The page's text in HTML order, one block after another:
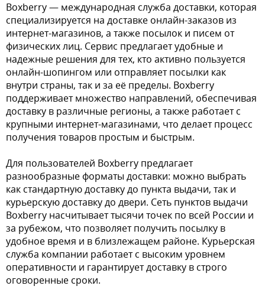
Boxberry — международная служба доставки, которая
специализируется на доставке онлайн-заказов из
интернет-магазинов, а также посылок и писем от
физических лиц. Сервис предлагает удобные и
надежные решения для тех, кто активно пользуется
онлайн-шопингом или отправляет посылки как
внутри страны, так и за её пределы. Boxberry
поддерживает множество направлений, обеспечивая
доставку в различные регионы, а также работает с
крупными интернет-магазинами, что делает процесс
получения товаров простым и быстрым.
Для пользователей Boxberry предлагает
разнообразные форматы доставки: можно выбрать
как стандартную доставку до пункта выдачи, так и
курьерскую доставку до двери. Сеть пунктов выдачи
Boxberry насчитывает тысячи точек по всей России и
за рубежом, что позволяет получить посылку в
удобное время и в близлежащем районе. Курьерская
служба компании работает с высоким уровнем
оперативности и гарантирует доставку в строго
оговоренные сроки.